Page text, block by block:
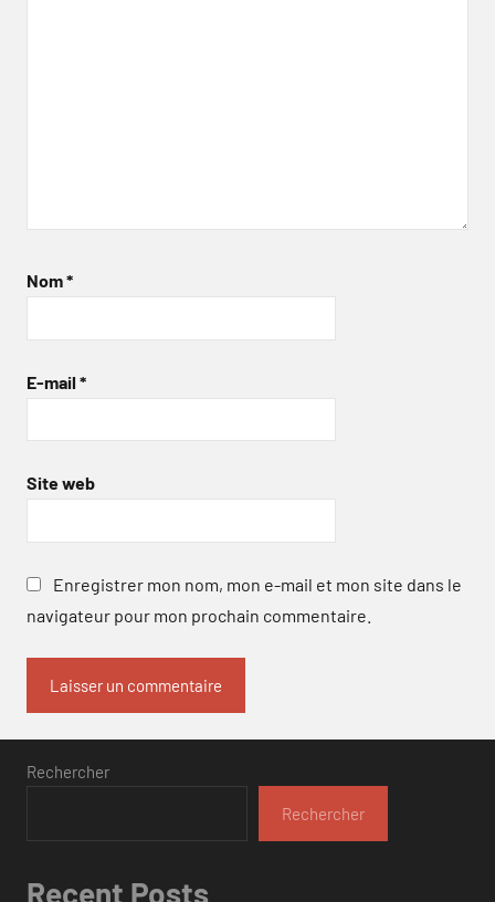
Nom*
E-mail *
Site web
Enregistrer mon nom, mon e-mail et mon site dans le
navigateur pour mon prochain commentaire.
Rechercher
Rechercher
Recent Posts